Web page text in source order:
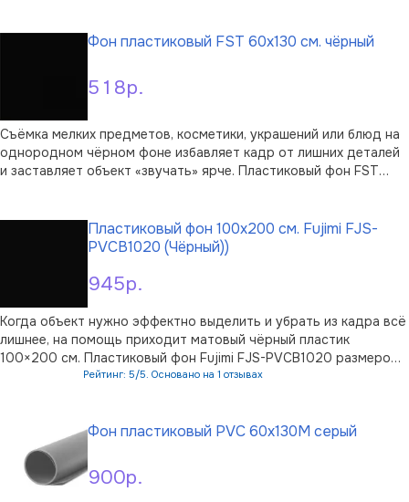
точно выставить баланс бе …
518р.
Фон пластиковый FST 60x130 см. чёрный
Съёмка мелких предметов, косметики, украшений или блюд на
однородном чёрном фоне избавляет кадр от лишних деталей
и заставляет объект «звучать» ярче. Пластиковый фон FST
поверхность поглощает свет и не да …
945р.
Пластиковый фон 100x200 см. Fujimi FJS-
PVCB1020 (Чёрный))
Когда объект нужно эффектно выделить и убрать из кадра всё
лишнее, на помощь приходит матовый чёрный пластик
100×200 см. Пластиковый фон Fujimi FJS-PVCB1020 размером
100×200 см создаёт глубокий нейтральный задник для
Рейтинг: 5/5. Основано на 1 отзывах
900р.
Фон пластиковый PVC 60х130M серый